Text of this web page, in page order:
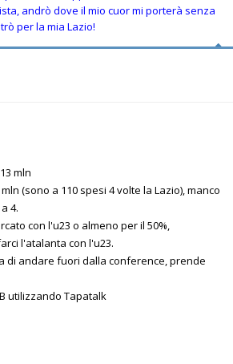
andrò dove il mio cuor mi porterà senza
per la mia Lazio!
mln
(sono a 110 spesi 4 volte la Lazio), manco
4.
con l'u23 o almeno per il 50%,
l'atalanta con l'u23.
di andare fuori dalla conference, prende
utilizzando Tapatalk